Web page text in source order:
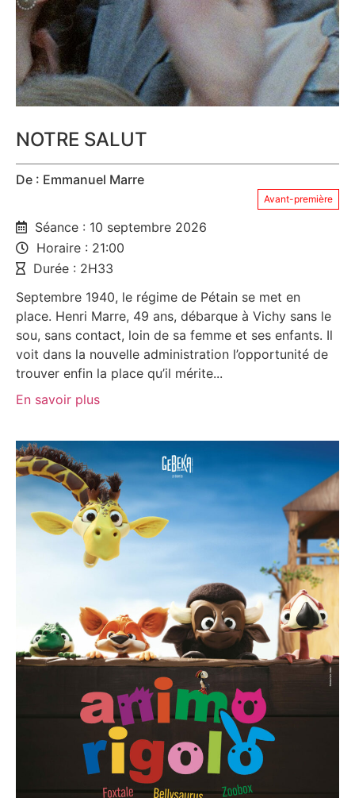
NOTRE SALUT
De : Emmanuel Marre
Avant-première
Séance : 10 septembre 2026
Horaire : 21:00
Durée : 2H33
Septembre 1940, le régime de Pétain se met en
place. Henri Marre, 49 ans, débarque à Vichy sans le
sou, sans contact, loin de sa femme et ses enfants. Il
voit dans la nouvelle administration l’opportunité de
trouver enfin la place qu’il mérite...
En savoir plus